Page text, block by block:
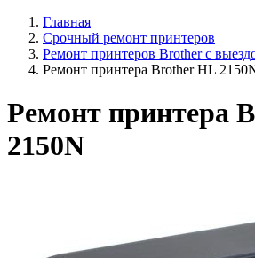
Главная
Срочный ремонт принтеров
Ремонт принтеров Brother с
Ремонт принтера Brother HL
Ремонт принтера
2150N